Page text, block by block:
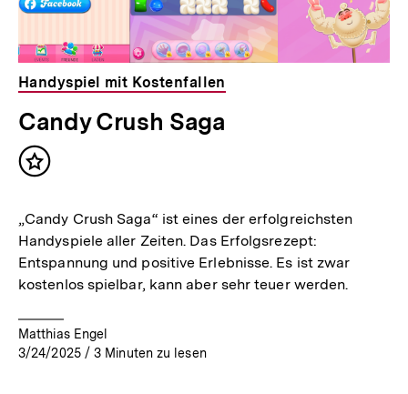
Handyspiel mit Kostenfallen
Candy Crush Saga
Inhalt
„Candy Crush Saga“ ist eines der erfolgreichsten
Handyspiele aller Zeiten. Das Erfolgsrezept:
Entspannung und positive Erlebnisse. Es ist zwar
kostenlos spielbar, kann aber sehr teuer werden.
Matthias Engel
3/24/2025 / 3 Minuten zu lesen